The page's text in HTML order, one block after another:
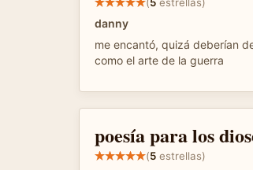
danny
me encantó, quizá deberían
como el arte de la guerra
poesía para los
(5 estrellas)